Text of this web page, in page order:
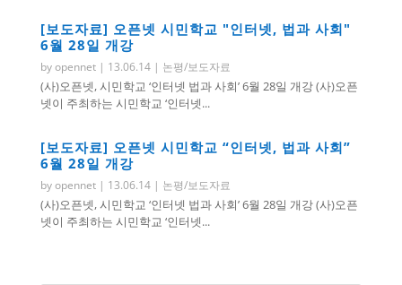
[보도자료] 오픈넷 시민학교 "인터넷, 법과 사회"
6월 28일 개강
byopennet| 13.06.14| 논평/보도자료
(사)오픈넷, 시민학교 ‘인터넷 법과 사회’ 6월 28일 개강 (사)오픈
넷이 주최하는 시민학교 ‘인터넷...
[보도자료] 오픈넷 시민학교 “인터넷, 법과 사회”
6월 28일 개강
byopennet| 13.06.14| 논평/보도자료
(사)오픈넷, 시민학교 ‘인터넷 법과 사회’ 6월 28일 개강 (사)오픈
넷이 주최하는 시민학교 ‘인터넷...